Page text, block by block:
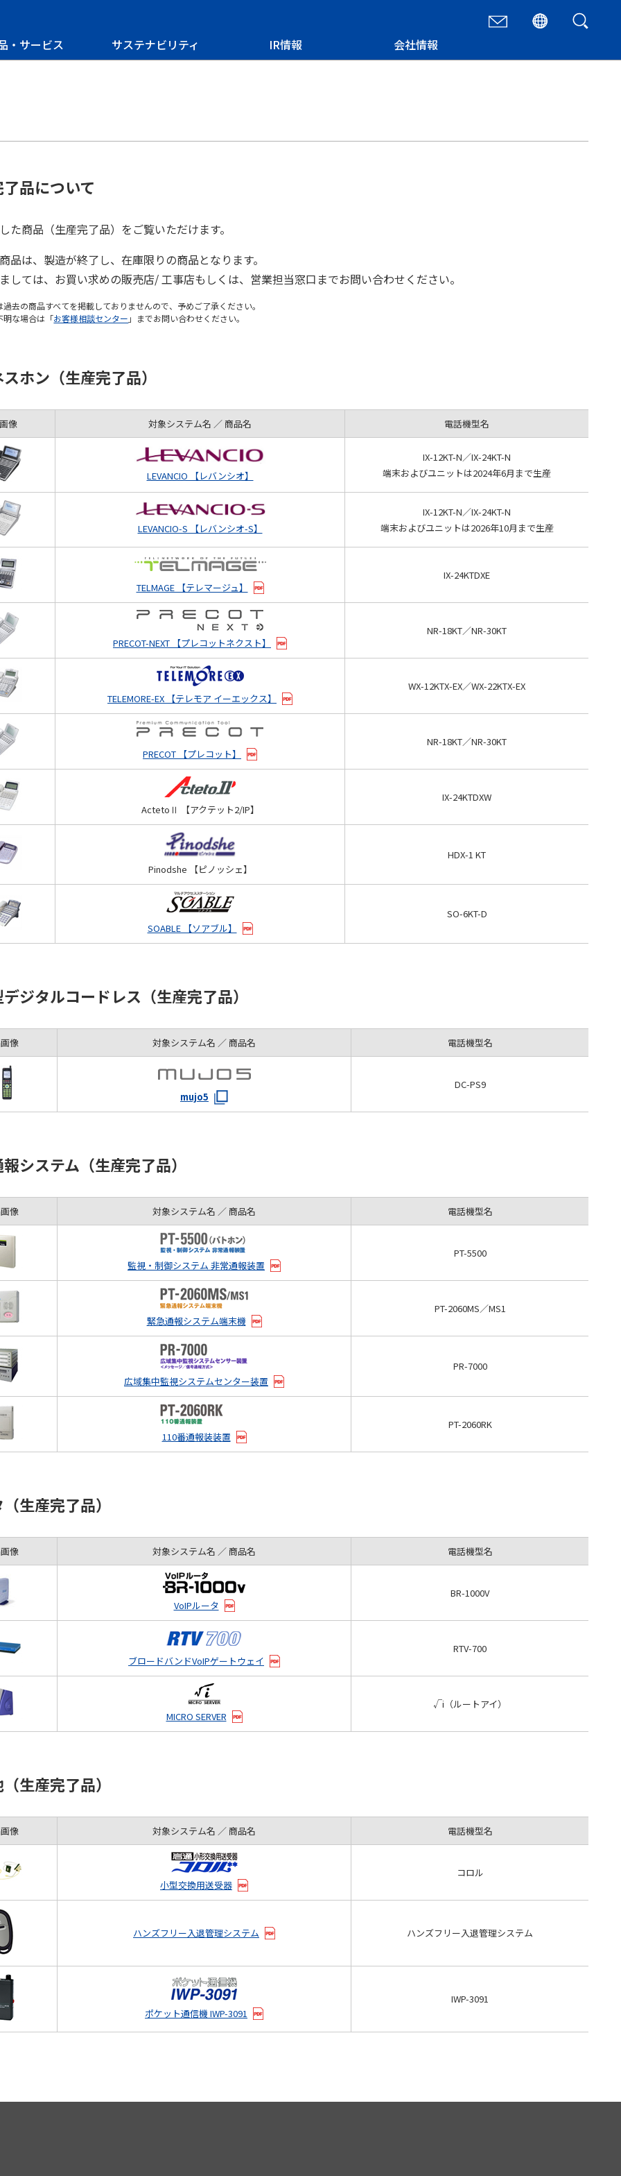
・サービス サステナビリティ IR情報 会社情報
品について
た商品（生産完了品）をご覧いただけます。
品は、製造が終了し、在庫限りの商品となります。
しては、お買い求めの販売店/ 工事店もしくは、営業担当窓口までお問い合わせください。
去の商品すべてを掲載しておりませんので、予めご了承ください。
明な場合は「お客様相談センター 」までお問い合わせください。
ホン（生産完了品）
像 対象システム名 ／ 商品名 電話機型名
LEVANCIO 【レバンシオ】
IX-12KT-N／IX-24KT-N
端末およびユニットは2024年6月まで生産
LEVANCIO-S 【レバンシオ-S】
IX-12KT-N／IX-24KT-N
端末およびユニットは2026年10月まで生産
TELMAGE 【テレマージュ】
IX-24KTDXE
PRECOT-NEXT 【プレコットネクスト】
NR-18KT／NR-30KT
TELEMORE-EX 【テレモア イーエックス】
WX-12KTX-EX／WX-22KTX-EX
PRECOT 【プレコット】
NR-18KT／NR-30KT
ActetoⅡ 【アクテット2/IP】
IX-24KTDXW
Pinodshe 【ピノッシェ】
HDX-1 KT
SOABLE 【ソアブル】
SO-6KT-D
ジタルコードレス（生産完了品）
像 対象システム名 ／ 商品名 電話機型名
mujo5
DC-PS9
システム（生産完了品）
像 対象システム名 ／ 商品名 電話機型名
監視・制御システム 非常通報装置
PT-5500
緊急通報システム端末機
PT-2060MS／MS1
広域集中監視システムセンター装置
PR-7000
110番通報装装置
PT-2060RK
生産完了品）
像 対象システム名 ／ 商品名 電話機型名
VoIPルータ
BR-1000V
ブロードバンドVoIPゲートウェイ
RTV-700
MICRO SERVER
√i（ルートアイ）
生産完了品）
像 対象システム名 ／ 商品名 電話機型名
小型交換用送受器
コロル
ハンズフリー入退管理システム ハンズフリー入退管理システム
ポケット通信機 IWP-3091
IWP-3091